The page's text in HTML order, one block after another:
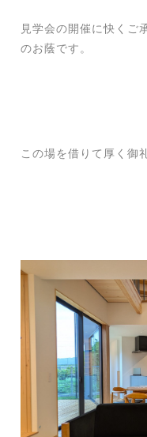
見学会の開催に快くご
のお蔭です。
この場を借りて厚く御